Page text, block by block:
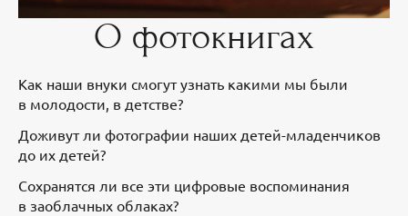
О фотокнигах
Как наши внуки смогут узнать какими мы были
в молодости, в детстве?
Доживут ли фотографии наших детей-младенчиков
до их детей?
Сохранятся ли все эти цифровые воспоминания
в заоблачных облаках?